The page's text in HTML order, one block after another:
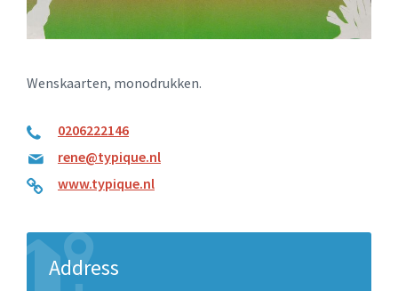
Wenskaarten, monodrukken.
0206222146
rene@typique.nl
www.typique.nl
Address